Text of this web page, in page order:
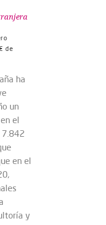
de
ha
un
el
en el
y